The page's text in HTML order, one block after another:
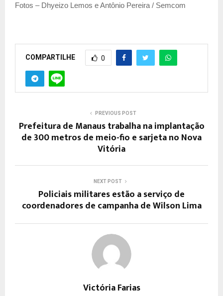
Fotos – Dhyeizo Lemos e Antônio Pereira / Semcom
COMPARTILHE 0
PREVIOUS POST
Prefeitura de Manaus trabalha na implantação
de 300 metros de meio-fio e sarjeta no Nova
Vitória
NEXT POST
Policiais militares estão a serviço de
coordenadores de campanha de Wilson Lima
Victória Farias